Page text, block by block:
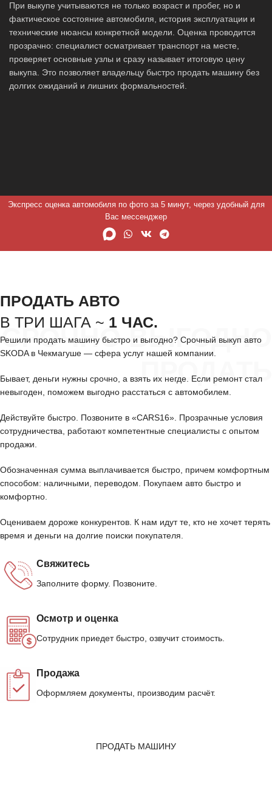
При выкупе учитываются не только возраст и пробег, но и
фактическое состояние автомобиля, история эксплуатации и
технические нюансы конкретной модели. Оценка проводится
прозрачно: специалист осматривает транспорт на месте,
проверяет основные узлы и сразу называет итоговую цену
выкупа. Это позволяет владельцу быстро продать машину без
долгих ожиданий и лишних формальностей.
Экспресс оценка автомобиля по фото за 5 минут, через удобный для
Вас мессенджер
СРОЧНО ВЫГОДНО
ПРОДАТЬ
ПРОДАТЬ АВТО
В ТРИ ШАГА ~ 1 ЧАС.
Решили продать машину быстро и выгодно? Срочный выкуп авто
SKODA в Чекмагуше — сфера услуг нашей компании.
Бывает, деньги нужны срочно, а взять их негде. Если ремонт стал
невыгоден, поможем выгодно расстаться с автомобилем.
Действуйте быстро. Позвоните в «CARS16». Прозрачные условия
сотрудничества, работают компетентные специалисты с опытом
продажи.
Обозначенная сумма выплачивается быстро, причем комфортным
способом: наличными, переводом. Покупаем авто быстро и
комфортно.
Оцениваем дороже конкурентов. К нам идут те, кто не хочет терять
время и деньги на долгие поиски покупателя.
Свяжитесь
Заполните форму. Позвоните.
Осмотр и оценка
Сотрудник приедет быстро, озвучит стоимость.
Продажа
Оформляем документы, производим расчёт.
ПРОДАТЬ МАШИНУ